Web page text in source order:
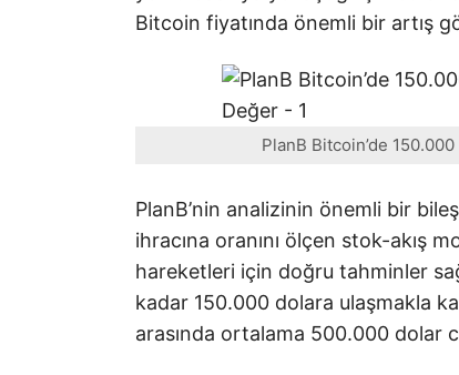
Bitcoin fiyatında önemli bir artış
PlanB Bitcoin’de
PlanB’nin analizinin önemli bir
ihracına oranını ölçen stok-akış
hareketleri için doğru tahminler
kadar 150.000 dolara ulaşmakla
arasında ortalama 500.000 dolar